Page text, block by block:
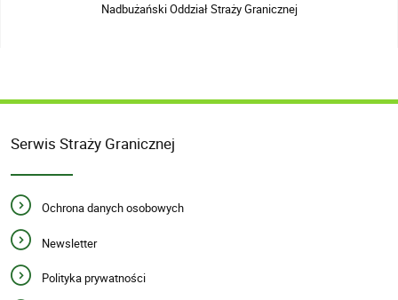
Nadbużański Oddział Straży Granicznej
Serwis Straży Granicznej
Ochrona danych osobowych
Newsletter
Polityka prywatności